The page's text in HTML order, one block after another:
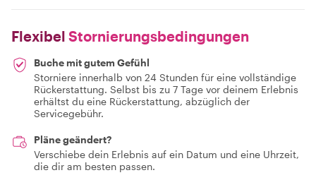
Flexibel Stornierungsbedingungen
Buche mit gutem Gefühl
Storniere innerhalb von 24 Stunden für eine vollständige
Rückerstattung. Selbst bis zu 7 Tage vor deinem Erlebnis
erhältst du eine Rückerstattung, abzüglich der
Servicegebühr.
Pläne geändert?
Verschiebe dein Erlebnis auf ein Datum und eine Uhrzeit,
die dir am besten passen.